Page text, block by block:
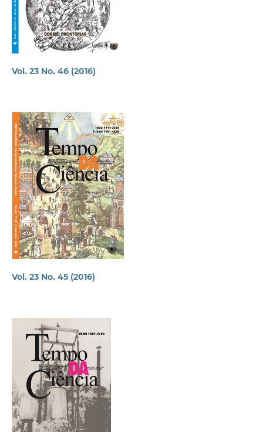
Vol. 23 No. 46 (2016)
Vol. 23 No. 45 (2016)